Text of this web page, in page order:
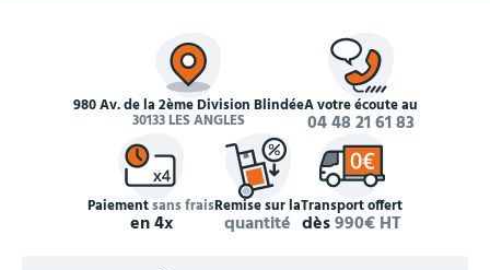
980 Av. de la 2ème Division Blindée
30133 LES ANGLES
À votre écoute au
04 48 21 61 83
Paiementsans frais
en 4x
Remise sur la
quantité
Transport offert
dès990€ HT